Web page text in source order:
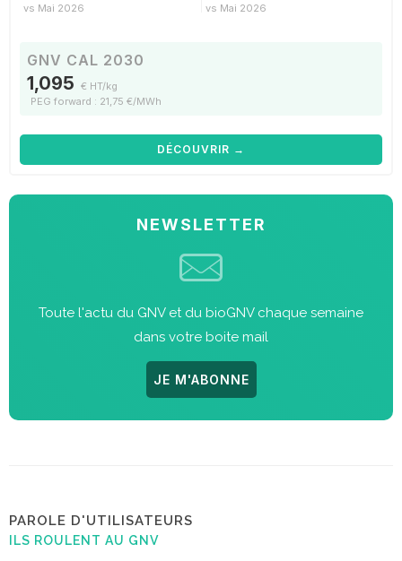
vs Mai 2026 vs Mai 2026
GNV CAL 2030
1,095 € HT/kg
PEG forward : 21,75 €/MWh
DÉCOUVRIR →
NEWSLETTER
Toute l'actu du GNV et du bioGNV chaque semaine
dans votre boite mail
JE M'ABONNE
PAROLE D'UTILISATEURS
ILS ROULENT AU GNV